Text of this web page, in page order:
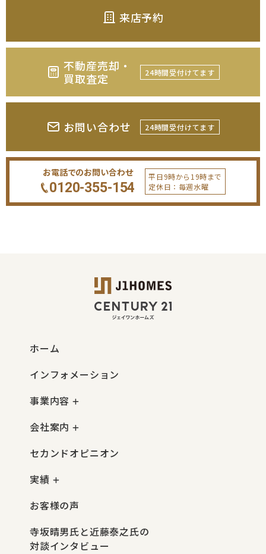
来店予約
不動産売却・
買取査定
24時間受付けてます
お問い合わせ 24時間受付けてます
お電話でのお問い合わせ
0120-355-154
平日9時から19時まで
定休日：毎週水曜
ホーム
インフォメーション
事業内容
会社案内
セカンドオピニオン
実績
お客様の声
寺坂晴男氏と近藤泰之氏の
対談インタビュー